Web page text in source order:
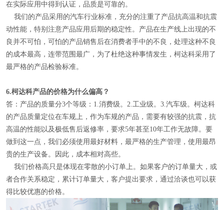
在实际应用中得到认证，品质是可靠的。
我们的产品采用的汽车行业标准，充分的注重了产品抗高温和抗震
动性能，特别注意产品应用后期的稳定性。产品在生产线上出现的不
良并不可怕，可怕的产品销售后在消费者手中的不良，处理这种不良
的成本最高，连带范围最广，为了杜绝这种事情发生，柯达科采用了
最严格的产品检验标准。
6.柯达科产品的价格为什么偏高？
答：产品的质量分3个等级：1.消费级。2.工业级。3.汽车级。柯达科
的产品质量定位在车规上，作为车规的产品，需要有较强的抗震，抗
高温的性能以及极低售后返修率，要求5年甚至10年工作无故障。要
做到这一点，我们必须使用最好材料，最严格的生产管理，使用最昂
贵的生产设备。因此，成本相对高些。
我们价格高只是体现在零散的小订单上。如果客户的订单量大，或
者合作关系稳定，累计订单量大，客户提出要求，通过洽谈也可以获
得比较优惠的价格。